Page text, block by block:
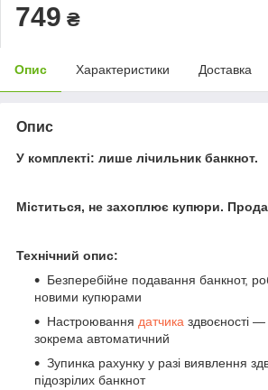
749 ₴
Опис Характеристики Доставка
Опис
У комплекті: лише лічильник банкнот.
Міститься, не захоплює купюри.
Технічний опис:
Безперебійне подавання банкнот,
новими купюрами
Настроювання датчика здвоєності
зокрема автоматичний
Зупинка рахунку у разі виявлення
підозрілих банкнот